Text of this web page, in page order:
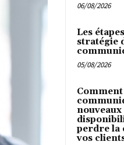
06/08/2026
Les
stratégie
05/08/2026
Comment
perdre la
vos